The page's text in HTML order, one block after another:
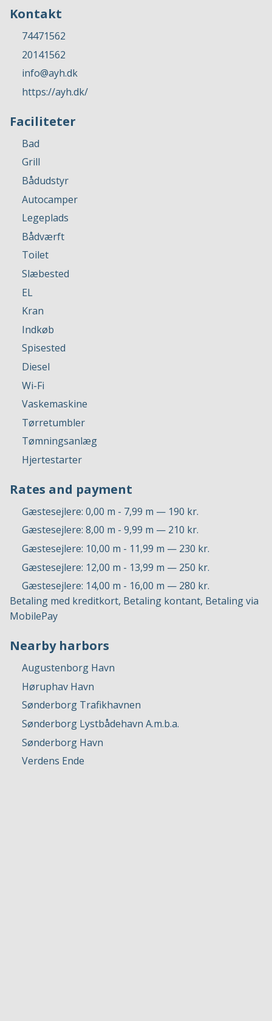
Kontakt
74471562
20141562
info@ayh.dk
https://ayh.dk/
Faciliteter
Bad
Grill
Bådudstyr
Autocamper
Legeplads
Bådværft
Toilet
Slæbested
EL
Kran
Indkøb
Spisested
Diesel
Wi-Fi
Vaskemaskine
Tørretumbler
Tømningsanlæg
Hjertestarter
Rates and payment
Gæstesejlere: 0,00 m - 7,99 m — 190 kr.
Gæstesejlere: 8,00 m - 9,99 m — 210 kr.
Gæstesejlere: 10,00 m - 11,99 m — 230 kr.
Gæstesejlere: 12,00 m - 13,99 m — 250 kr.
Gæstesejlere: 14,00 m - 16,00 m — 280 kr.
Betaling med kreditkort, Betaling kontant, Betaling via
MobilePay
Nearby harbors
Augustenborg Havn
Høruphav Havn
Sønderborg Trafikhavnen
Sønderborg Lystbådehavn A.m.b.a.
Sønderborg Havn
Verdens Ende